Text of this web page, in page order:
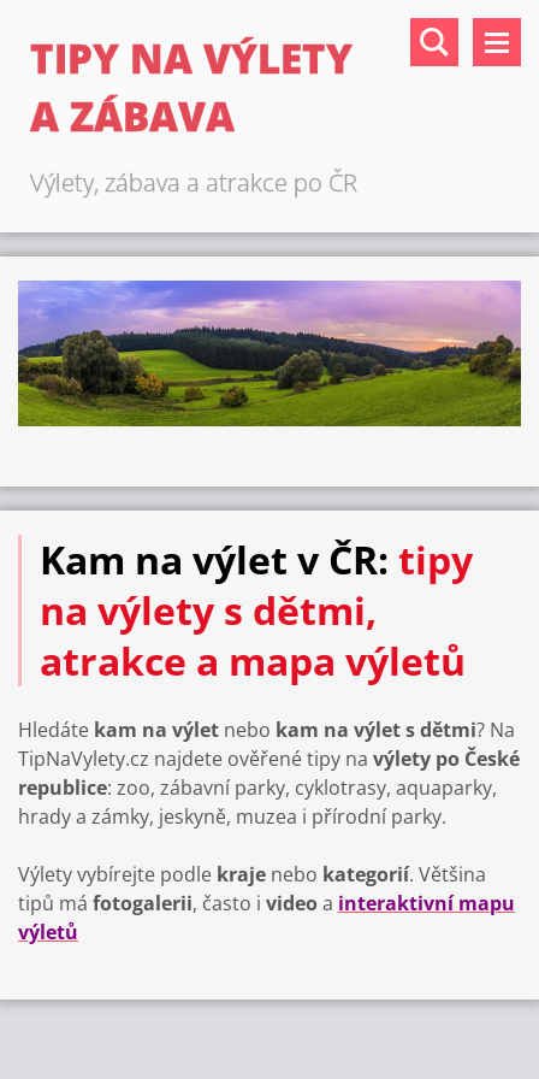
TIPY NA VÝLETY
A ZÁBAVA
Výlety, zábava a atrakce po ČR
Kam na výlet v ČR: tipy
na výlety s dětmi,
atrakce a mapa výletů
Hledáte kam na výlet nebo kam na výlet s dětmi? Na
TipNaVylety.cz najdete ověřené tipy na výlety po České
republice: zoo, zábavní parky, cyklotrasy, aquaparky,
hrady a zámky, jeskyně, muzea i přírodní parky.
Výlety vybírejte podle kraje nebo kategorií. Většina
tipů má fotogalerii, často i videoa interaktivní mapu
výletů